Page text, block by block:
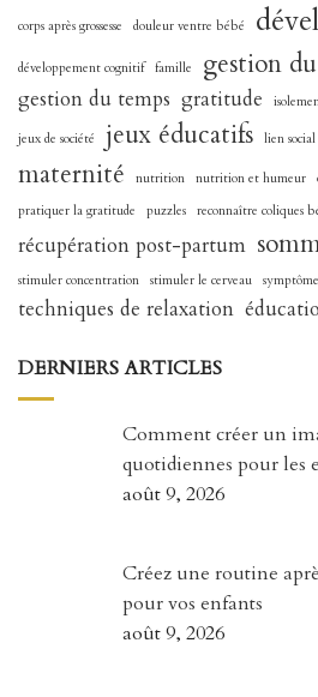
corps après grossesse douleur ventre bébé
développement cognitif famille gestion
gestion du temps gratitude
jeux de société jeux éducatifs lien social
maternité nutrition nutrition et humeur
pratiquer la gratitude
puzzles reconnaître coliques
récupération post-partum
stimuler concentration stimuler le cerveau
techniques de relaxation
DERNIERS ARTICLES
Comment créer un
quotidiennes pour les
août 9, 2026
Créez une routine
pour vos enfants
août 9, 2026